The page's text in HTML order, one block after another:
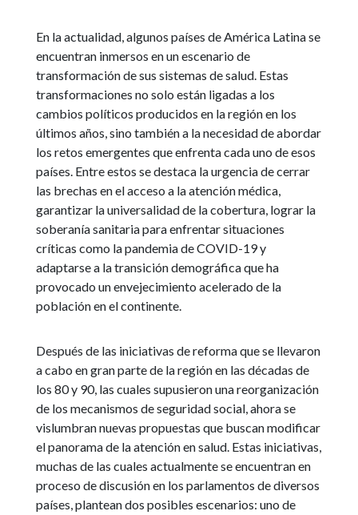
En la actualidad, algunos países de América Latina se
encuentran inmersos en un escenario de
transformación de sus sistemas de salud. Estas
transformaciones no solo están ligadas a los
cambios políticos producidos en la región en los
últimos años, sino también a la necesidad de abordar
los retos emergentes que enfrenta cada uno de esos
países. Entre estos se destaca la urgencia de cerrar
las brechas en el acceso a la atención médica,
garantizar la universalidad de la cobertura, lograr la
soberanía sanitaria para enfrentar situaciones
críticas como la pandemia de COVID-19 y
adaptarse a la transición demográfica que ha
provocado un envejecimiento acelerado de la
población en el continente.
Después de las iniciativas de reforma que se llevaron
a cabo en gran parte de la región en las décadas de
los 80 y 90, las cuales supusieron una reorganización
de los mecanismos de seguridad social, ahora se
vislumbran nuevas propuestas que buscan modificar
el panorama de la atención en salud. Estas iniciativas,
muchas de las cuales actualmente se encuentran en
proceso de discusión en los parlamentos de diversos
países, plantean dos posibles escenarios: uno de